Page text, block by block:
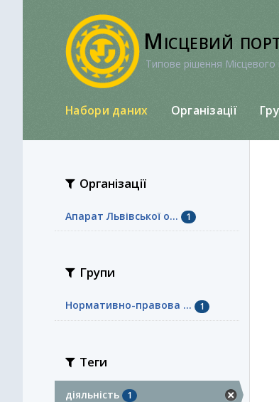
Місцевий
Типове рішення Місцевого
Набори даних Організації
Організації
Апарат Львівської о... 1
Групи
Нормативно-правова ... 1
Теги
діяльність 1